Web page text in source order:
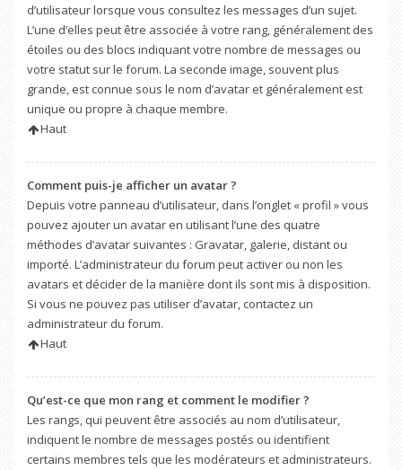
d’utilisateur lorsque vous consultez les messages d’un sujet.
L’une d’elles peut être associée à votre rang, généralement des
étoiles ou des blocs indiquant votre nombre de messages ou
votre statut sur le forum. La seconde image, souvent plus
grande, est connue sous le nom d’avatar et généralement est
unique ou propre à chaque membre.
Haut
Comment puis-je afficher un avatar ?
Depuis votre panneau d’utilisateur, dans l’onglet « profil » vous
pouvez ajouter un avatar en utilisant l’une des quatre
méthodes d’avatar suivantes : Gravatar, galerie, distant ou
importé. L’administrateur du forum peut activer ou non les
avatars et décider de la manière dont ils sont mis à disposition.
Si vous ne pouvez pas utiliser d’avatar, contactez un
administrateur du forum.
Haut
Qu’est-ce que mon rang et comment le modifier ?
Les rangs, qui peuvent être associés au nom d’utilisateur,
indiquent le nombre de messages postés ou identifient
certains membres tels que les modérateurs et administrateurs.